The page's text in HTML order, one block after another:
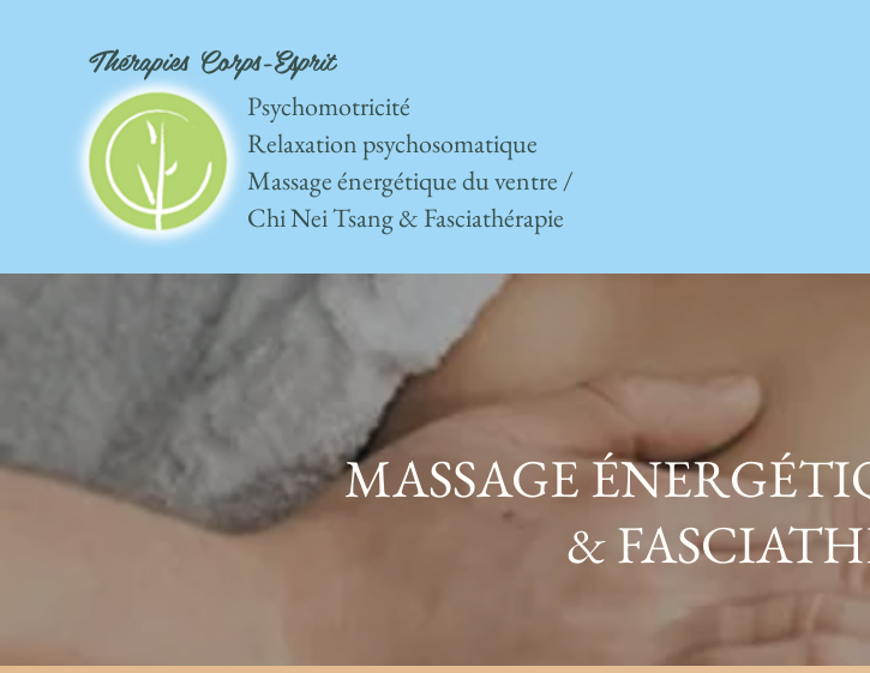
Psychomotricité
Relaxation psychosomatique
Massage énergétique du ventre /
Chi Nei Tsang & Fasciathérapie
Thérapies Corps-Esprit
MASSAGE
&